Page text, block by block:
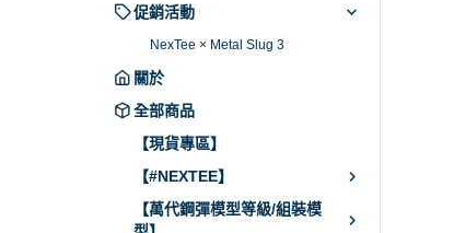
促銷活動
NexTee × Metal Slug 3
關於
全部商品
【現貨專區】
【#NEXTEE】
【萬代鋼彈模型等級/組裝模